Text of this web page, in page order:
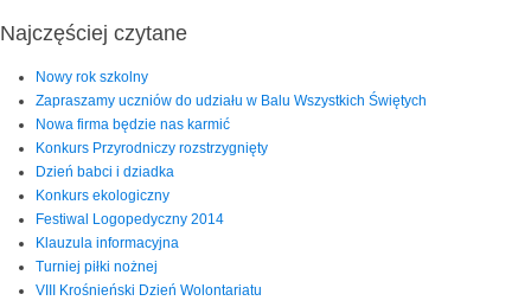
Najczęściej czytane
Nowy rok szkolny
Zapraszamy uczniów do udziału w Balu Wszystkich Świętych
Nowa firma będzie nas karmić
Konkurs Przyrodniczy rozstrzygnięty
Dzień babci i dziadka
Konkurs ekologiczny
Festiwal Logopedyczny 2014
Klauzula informacyjna
Turniej piłki nożnej
VIII Krośnieński Dzień Wolontariatu